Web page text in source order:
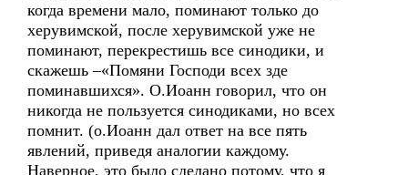
когда времени мало, поминают только до
херувимской, после херувимской уже не
поминают, перекрестишь все синодики, и
скажешь –«Помяни Господи всех зде
поминавшихся». О.Иоанн говорил, что он
никогда не пользуется синодиками, но всех
помнит. (о.Иоанн дал ответ на все пять
явлений, приведя аналогии каждому.
Наверное, это было сделано потому, что я